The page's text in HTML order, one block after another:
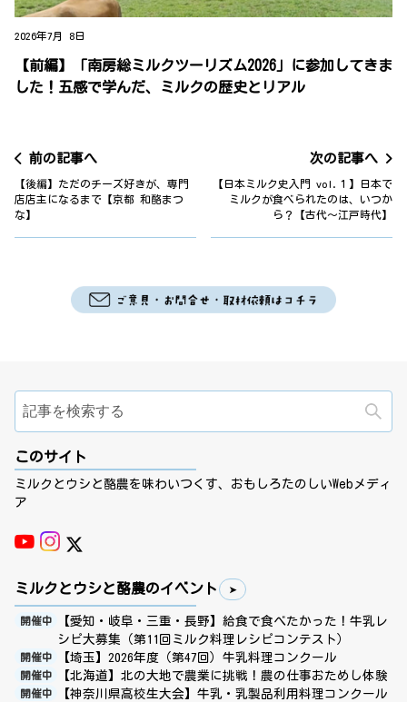
2026年7月 8日
【前編】「南房総ミルクツーリズム2026」に参加してきま
した！五感で学んだ、ミルクの歴史とリアル
前の記事へ
【後編】ただのチーズ好きが、専門
店店主になるまで【京都 和酪まつ
な】
次の記事へ
【日本ミルク史入門 vol.１】日本で
ミルクが食べられたのは、いつか
ら？【古代～江戸時代】
このサイト
ミルクとウシと酪農を味わいつくす、おもしろたのしいWebメディ
ア
ミルクとウシと酪農のイベント
開催中
【愛知・岐阜・三重・長野】給食で食べたかった！牛乳レ
シピ大募集（第11回ミルク料理レシピコンテスト）
開催中 【埼玉】2026年度（第47回）牛乳料理コンクール
開催中 【北海道】北の大地で農業に挑戦！農の仕事おためし体験
開催中
【神奈川県高校生大会】牛乳・乳製品利用料理コンクール